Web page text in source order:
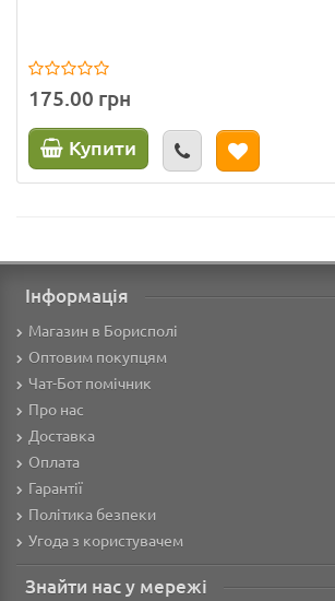
175.00 грн
Купити
Інформація
Магазин в Борисполі
Оптовим покупцям
Чат-Бот помічник
Про нас
Доставка
Оплата
Гарантії
Політика безпеки
Угода з користувачем
Знайти нас у мережі